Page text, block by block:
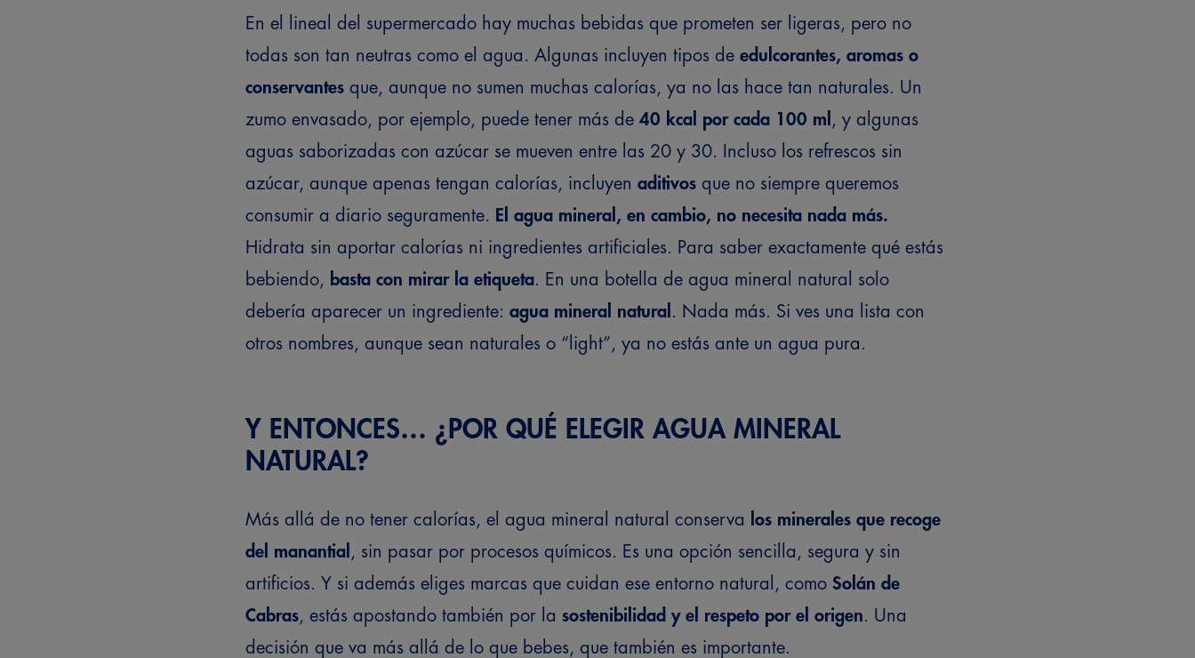
En el lineal del supermercado hay muchas bebidas que prometen ser ligeras, pero no
todas son tan neutras como el agua. Algunas incluyen tipos de edulcorantes, aromas o
conservantes que, aunque no sumen muchas calorías, ya no las hace tan naturales. Un
zumo envasado, por ejemplo, puede tener más de 40 kcal por cada 100 ml , y algunas
aguas saborizadas con azúcar se mueven entre las 20 y 30. Incluso los refrescos sin
azúcar, aunque apenas tengan calorías, incluyen aditivos que no siempre queremos
consumir a diario seguramente. El agua mineral, en cambio, no necesita nada más.
Hidrata sin aportar calorías ni ingredientes artificiales. Para saber exactamente qué estás
bebiendo, basta con mirar la etiqueta. En una botella de agua mineral natural solo
debería aparecer un ingrediente: agua mineral natural . Nada más. Si ves una lista con
otros nombres, aunque sean naturales o “light”, ya no estás ante un agua pura.
Y ENTONCES… ¿POR QUÉ ELEGIR AGUA MINERAL
NATURAL?
Más allá de no tener calorías, el agua mineral natural conserva
los minerales que recoge
del manantial , sin pasar por procesos químicos. Es una opción sencilla, segura y sin
artificios. Y si además eliges marcas que cuidan ese entorno natural, como Solán de
Cabras, estás apostando también por la sostenibilidad y el respeto por el origen. Una
decisión que va más allá de lo que bebes, que también es importante.